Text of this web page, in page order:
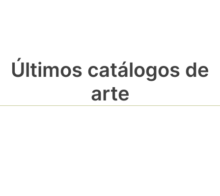
Últimos catálogos de
arte